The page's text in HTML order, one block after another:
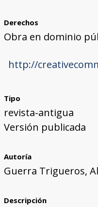
Derechos
Obra en dominio
http://
Tipo
revista-antigua
Versión publicada
Autoría
Guerra Trigueros,
Descripción